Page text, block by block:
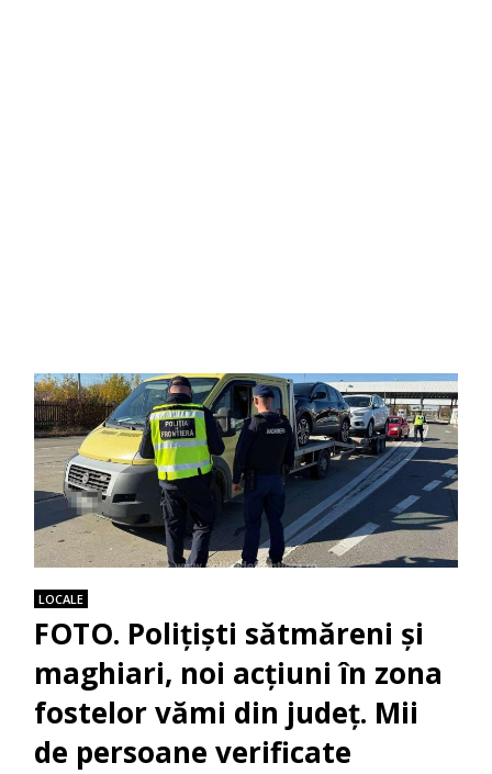
LOCALE
FOTO. Polițiști sătmăreni și
maghiari, noi acțiuni în zona
fostelor vămi din județ. Mii
de persoane verificate